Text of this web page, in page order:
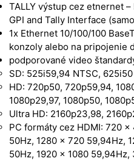
TALLY výstup cez etnernet
GPI and Tally Interface
1x Ethernet 10/100/100
konzoly alebo na pripojenie
podporované video
SD: 525i59,94 NTSC, 625i50
HD: 720p50, 720p59,94,
1080p29,97, 1080p50,
Ultra HD: 2160p23,98,
PC formáty cez HDMI: 720
50Hz, 1280 x 720 59,94Hz,
50Hz, 1920 x 1080